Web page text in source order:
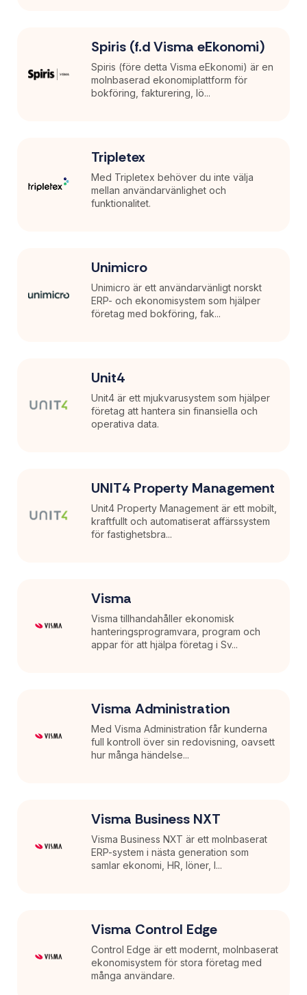
Spiris (f.d Visma eEkonomi)
Spiris (före detta Visma eEkonomi) är en
molnbaserad ekonomiplattform för
bokföring, fakturering, lö...
Tripletex
Med Tripletex behöver du inte välja
mellan användarvänlighet och
funktionalitet.
Unimicro
Unimicro är ett användarvänligt norskt
ERP- och ekonomisystem som hjälper
företag med bokföring, fak...
Unit4
Unit4 är ett mjukvarusystem som hjälper
företag att hantera sin finansiella och
operativa data.
UNIT4 Property Management
Unit4 Property Management är ett mobilt,
kraftfullt och automatiserat affärssystem
för fastighetsbra...
Visma
Visma tillhandahåller ekonomisk
hanteringsprogramvara, program och
appar för att hjälpa företag i Sv...
Visma Administration
Med Visma Administration får kunderna
full kontroll över sin redovisning, oavsett
hur många händelse...
Visma Business NXT
Visma Business NXT är ett molnbaserat
ERP-system i nästa generation som
samlar ekonomi, HR, löner, l...
Visma Control Edge
Control Edge är ett modernt, molnbaserat
ekonomisystem för stora företag med
många användare.